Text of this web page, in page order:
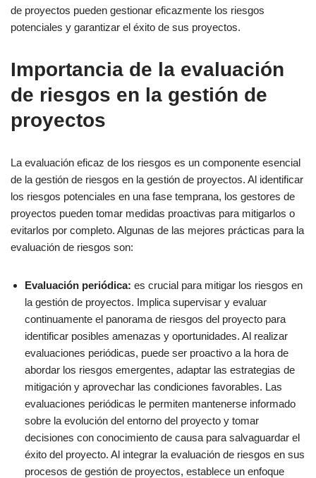
de proyectos pueden gestionar eficazmente los riesgos
potenciales y garantizar el éxito de sus proyectos.
Importancia de la evaluación
de riesgos en la gestión de
proyectos
La evaluación eficaz de los riesgos es un componente esencial
de la gestión de riesgos en la gestión de proyectos. Al identificar
los riesgos potenciales en una fase temprana, los gestores de
proyectos pueden tomar medidas proactivas para mitigarlos o
evitarlos por completo. Algunas de las mejores prácticas para la
evaluación de riesgos son:
Evaluación periódica: es crucial para mitigar los riesgos en
la gestión de proyectos. Implica supervisar y evaluar
continuamente el panorama de riesgos del proyecto para
identificar posibles amenazas y oportunidades. Al realizar
evaluaciones periódicas, puede ser proactivo a la hora de
abordar los riesgos emergentes, adaptar las estrategias de
mitigación y aprovechar las condiciones favorables. Las
evaluaciones periódicas le permiten mantenerse informado
sobre la evolución del entorno del proyecto y tomar
decisiones con conocimiento de causa para salvaguardar el
éxito del proyecto. Al integrar la evaluación de riesgos en sus
procesos de gestión de proyectos, establece un enfoque